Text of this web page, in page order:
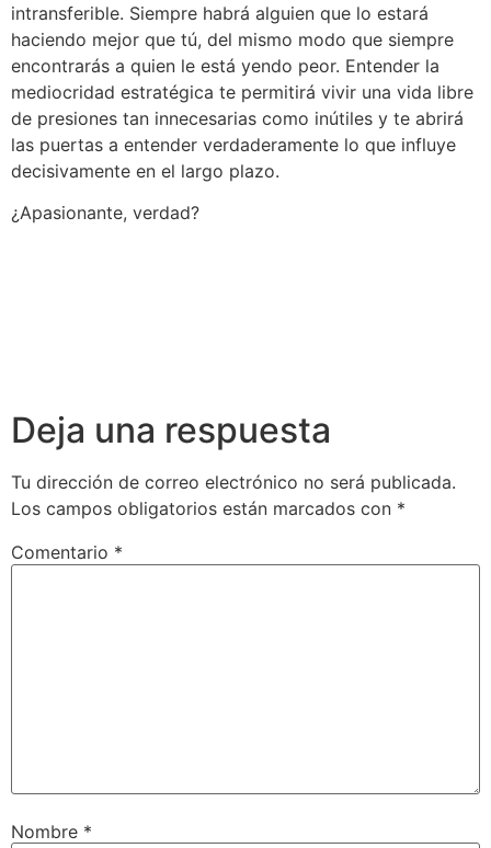
intransferible. Siempre habrá alguien que lo estará
haciendo mejor que tú, del mismo modo que siempre
encontrarás a quien le está yendo peor. Entender la
mediocridad estratégica te permitirá vivir una vida libre
de presiones tan innecesarias como inútiles y te abrirá
las puertas a entender verdaderamente lo que influye
decisivamente en el largo plazo.
¿Apasionante, verdad?
Deja una respuesta
Tu dirección de correo electrónico no será publicada.
Los campos obligatorios están marcados con *
Comentario *
Nombre *